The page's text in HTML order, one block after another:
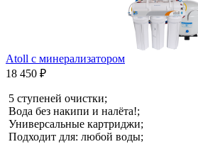
Atoll с минерализатором
18 450 ₽
5 ступеней очистки;
Вода без накипи и налёта!;
Универсальные картриджи;
Подходит для: любой воды;